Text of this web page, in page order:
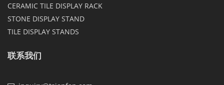
CERAMIC TILE DISPLAY RACK
STONE DISPLAY STAND
TILE DISPLAY STANDS
联系我们